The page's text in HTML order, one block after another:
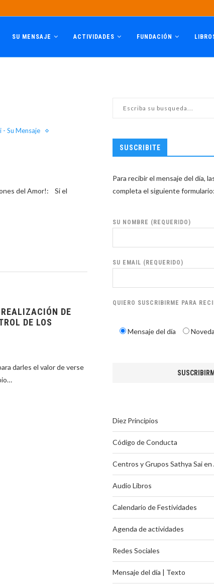
SU MENSAJE ACTIVIDADES FUNDACIÓN
- Su Mensaje
del Amor!: Si el
DE
DE LOS
darles el valor de verse
SUSCRIBITE
Para recibir el mensaje del día,
completa el siguiente formulario:
SU NOMBRE (REQUERIDO)
SU EMAIL (REQUERIDO)
QUIERO SUSCRIBIRME PARA
Mensaje del día
Diez Principios
Código de Conducta
Centros y Grupos Sathya Sai
Audio Libros
Calendario de Festividades
Agenda de actividades
Redes Sociales
Mensaje del día | Texto